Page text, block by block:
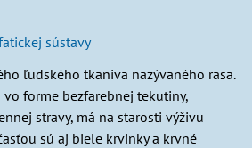
sústavy
ľudského tkaniva nazývaného rasa.
forme bezfarebnej tekutiny,
stravy, má na starosti výživu
sú aj biele krvinky a krvné